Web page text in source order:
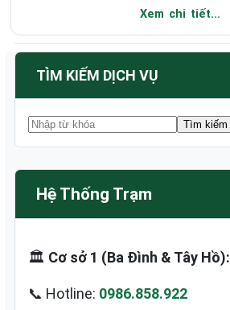
Xem chi tiết...
TÌM KIẾM DỊCH VỤ
Hệ Thống Trạm
🏛️ Cơ sở 1 (Ba Đình & Tây Hồ):
📞 Hotline: 0986.858.922